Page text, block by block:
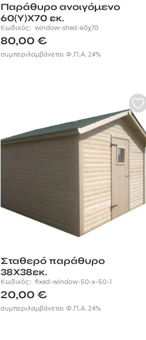
Παράθυρο ανοιγόμενο
60(Υ)Χ70 εκ.
Κωδικός:window-shed-60χ70
80,00€
συμπεριλαμβάνεται Φ.Π.Α. 24%
Σταθερό παράθυρο
38Χ38εκ.
Κωδικός:fixed-window-50-x-50-1
20,00€
συμπεριλαμβάνεται Φ.Π.Α. 24%